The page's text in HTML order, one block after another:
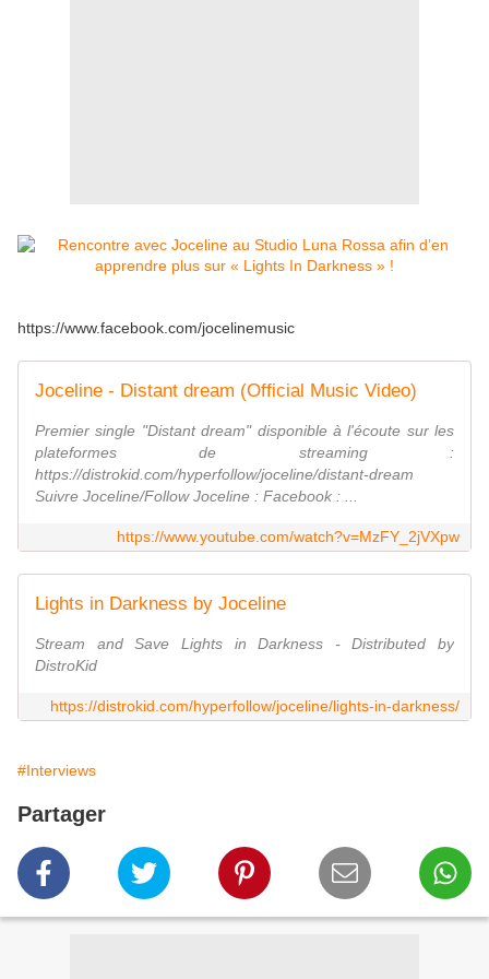
https://www.facebook.com/jocelinemusic
Joceline - Distant dream (Official Music Video)
Premier single "Distant dream" disponible à l'écoute sur les
plateformes de streaming :
https://distrokid.com/hyperfollow/joceline/distant-dream
Suivre Joceline/Follow Joceline : Facebook : ...
https://www.youtube.com/watch?v=MzFY_2jVXpw
Lights in Darkness by Joceline
Stream and Save Lights in Darkness - Distributed by
DistroKid
https://distrokid.com/hyperfollow/joceline/lights-in-darkness/
#Interviews
Partager